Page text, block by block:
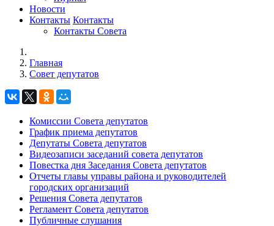
Новости
Контакты Контакты
Контакты Совета
Главная
Совет депутатов
Комиссии Совета депутатов
График приема депутатов
Депутаты Совета депутатов
Видеозаписи заседаний совета депутатов
Повестка дня Заседания Совета депутатов
Отчеты главы управы района и руководителей
городских организаций
Решения Совета депутатов
Регламент Совета депутатов
Публичные слушания